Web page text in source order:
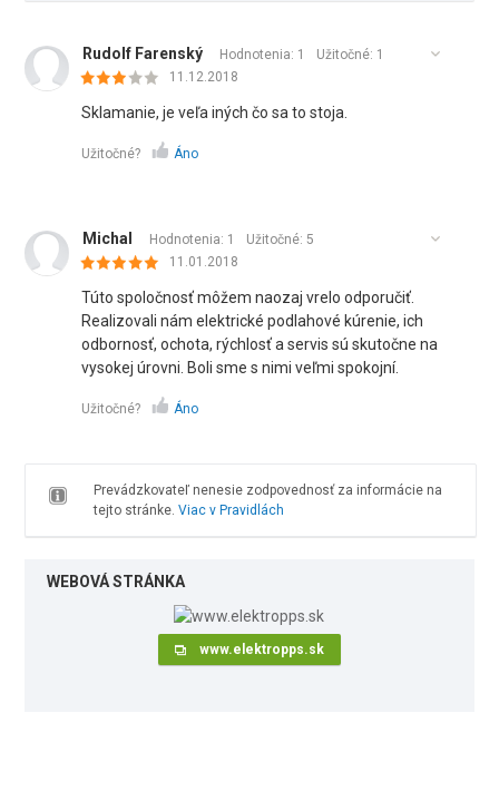
Rudolf Farenský Hodnotenia: 1 Užitočné: 1
11.12.2018
Sklamanie, je veľa iných čo sa to stoja.
Užitočné? Áno
Michal Hodnotenia: 1 Užitočné: 5
11.01.2018
Túto spoločnosť môžem naozaj vrelo odporučiť.
Realizovali nám elektrické podlahové kúrenie, ich
odbornosť, ochota, rýchlosť a servis sú skutočne na
vysokej úrovni. Boli sme s nimi veľmi spokojní.
Užitočné? Áno
Prevádzkovateľ nenesie zodpovednosť za informácie na
tejto stránke. Viac v Pravidlách
WEBOVÁ STRÁNKA
www.elektropps.sk